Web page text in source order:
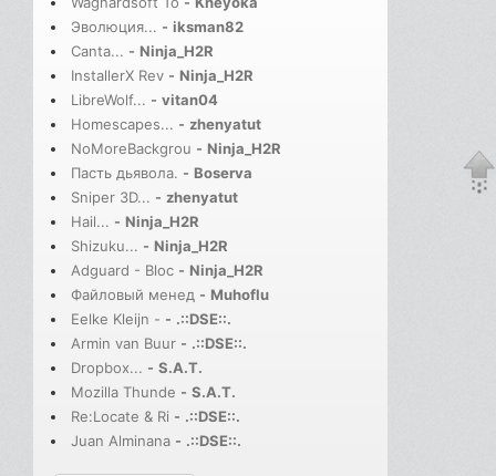
Эволюция... - iksman82
Canta... - Ninja_H2R
InstallerX Rev - Ninja_H2R
LibreWolf... - vitan04
Homescapes... - zhenyatut
NoMoreBackgrou - Ninja_H2R
Пасть дьявола. - Boserva
Sniper 3D... - zhenyatut
Hail... - Ninja_H2R
Shizuku... - Ninja_H2R
Adguard - Bloc - Ninja_H2R
Файловый менед - Muhoflu
Eelke Kleijn - - .::DSE::.
Armin van Buur - .::DSE::.
Dropbox... - S.A.T.
Mozilla Thunde - S.A.T.
Re:Locate & Ri - .::DSE::.
Juan Alminana - .::DSE::.